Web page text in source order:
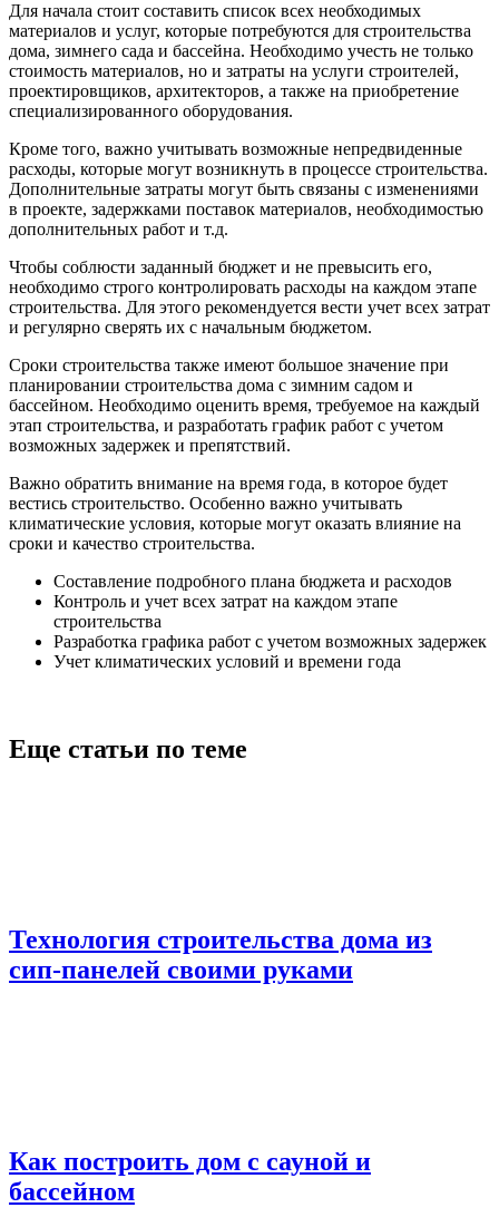
Для начала стоит составить список всех необходимых
материалов и услуг, которые потребуются для строительства
дома, зимнего сада и бассейна. Необходимо учесть не только
стоимость материалов, но и затраты на услуги строителей,
проектировщиков, архитекторов, а также на приобретение
специализированного оборудования.
Кроме того, важно учитывать возможные непредвиденные
расходы, которые могут возникнуть в процессе строительства.
Дополнительные затраты могут быть связаны с изменениями
в проекте, задержками поставок материалов, необходимостью
дополнительных работ и т.д.
Чтобы соблюсти заданный бюджет и не превысить его,
необходимо строго контролировать расходы на каждом этапе
строительства. Для этого рекомендуется вести учет всех затрат
и регулярно сверять их с начальным бюджетом.
Сроки строительства также имеют большое значение при
планировании строительства дома с зимним садом и
бассейном. Необходимо оценить время, требуемое на каждый
этап строительства, и разработать график работ с учетом
возможных задержек и препятствий.
Важно обратить внимание на время года, в которое будет
вестись строительство. Особенно важно учитывать
климатические условия, которые могут оказать влияние на
сроки и качество строительства.
Составление подробного плана бюджета и расходов
Контроль и учет всех затрат на каждом этапе
строительства
Разработка графика работ с учетом возможных задержек
Учет климатических условий и времени года
Еще статьи по теме
Технология строительства дома из
сип-панелей своими руками
Как построить дом с сауной и
бассейном